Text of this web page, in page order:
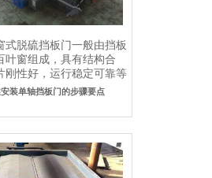
式脱硫挡板门一般由挡板
叶窗组成，具有结构合
刚性好，运行稳定可靠等
要用..
装单轴挡板门的步骤要点